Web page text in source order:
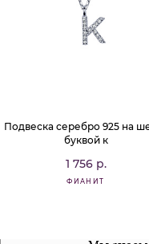
Подвеска серебро 925 на
буквой к
1 756 р.
ФИАНИТ